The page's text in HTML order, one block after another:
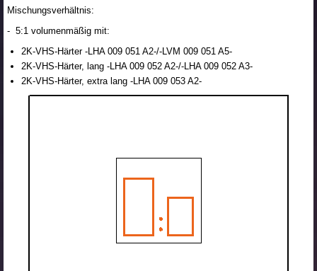
Mischungsverhältnis:
- 5:1 volumenmäßig mit:
2K-VHS-Härter -LHA 009 051 A2-/-LVM 009 051 A5-
2K-VHS-Härter, lang -LHA 009 052 A2-/-LHA 009 052 A3-
2K-VHS-Härter, extra lang -LHA 009 053 A2-